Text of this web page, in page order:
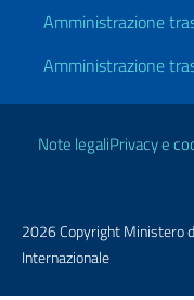
Amministrazione
Amministrazione
Link Utili
Note legaliPrivacy e
2026 Copyright Ministero
Internazionale